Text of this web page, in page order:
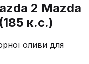
2 Mazda
к.с.)
оливи для